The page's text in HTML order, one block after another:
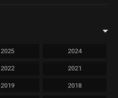
2025 2024
2022 2021
2019 2018